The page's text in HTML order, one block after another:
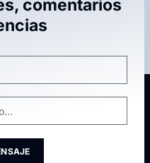
comentarios